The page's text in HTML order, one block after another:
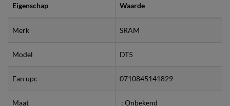
Eigenschap Waarde
Merk SRAM
Model DT5
Ean upc 0710845141829
Maat : Onbekend